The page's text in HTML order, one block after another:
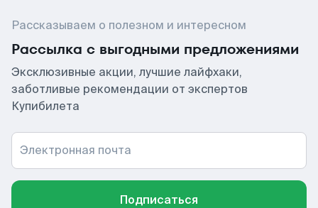
Рассказываем о полезном и интересном
Рассылка с выгодными предложениями
Эксклюзивные акции, лучшие лайфхаки,
заботливые рекомендации от экспертов
Купибилета
Электронная почта
Подписаться